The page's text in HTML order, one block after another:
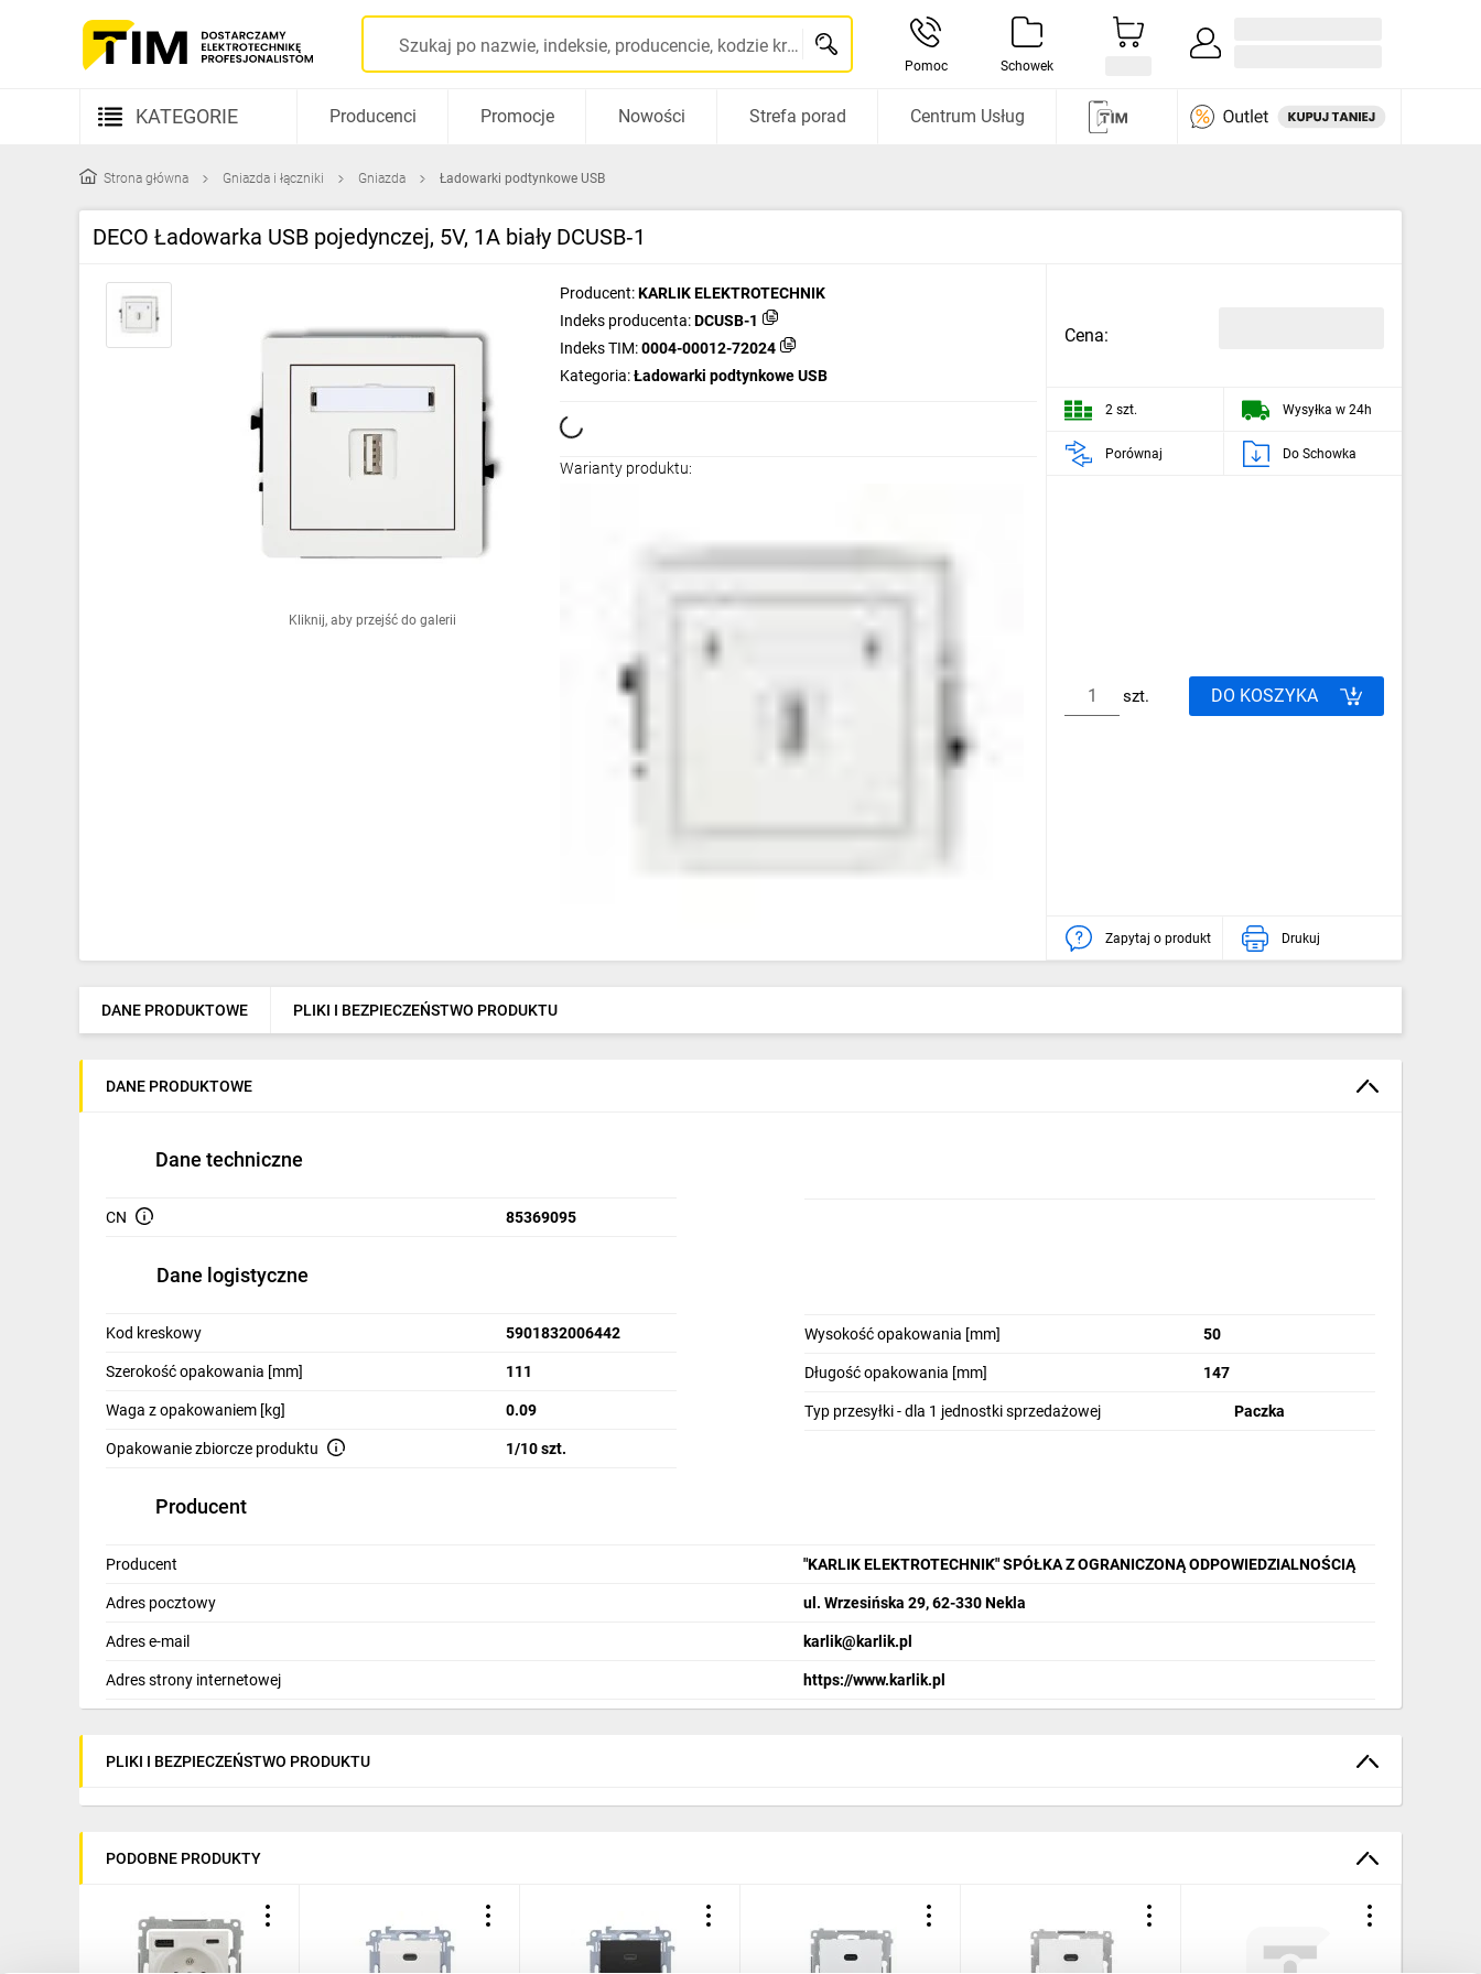
Szukaj po nazwie, indeksie, producencie, kodzie kreskowym...
Pomoc Schowek
KATEGORIE
Kable i przewody
Elementy prowadzenia kabli
Klimatyzacja
IT, GSM
Inne
Smart home
Elektromobilność
Producenci Promocje Nowości Strefa porad Centrum Usług
Strona główna Gniazda i łączniki Gniazda Ładowarki podtynkowe USB
DECO Ładowarka USB pojedynczej, 5V, 1A biały DCUSB‑1
Kliknij, aby przejść do galerii
Producent:KARLIK ELEKTROTECHNIK
Indeks producenta:DCUSB-1
Indeks TIM:0004-00012-72024
Kategoria:Ładowarki podtynkowe USB
Warianty produktu:
Cena:
2 szt. Wysyłka w 24h
Porównaj Do Schowka
szt. DO KOSZYKA
Zapytaj o produkt Drukuj
DANE PRODUKTOWE PLIKI I BEZPIECZEŃSTWO PRODUKTU
DANE PRODUKTOWE
Dane techniczne
CN 85369095
Dane logistyczne
Kod kreskowy 5901832006442
Szerokość opakowania [mm] 111
Waga z opakowaniem [kg] 0.09
Opakowanie zbiorcze produktu 1/10 szt.
Wysokość opakowania [mm] 50
Długość opakowania [mm] 147
Typ przesyłki - dla 1 jednostki sprzedażowej Paczka
Producent
Producent "KARLIK ELEKTROTECHNIK" SPÓŁKA Z OGRANICZONĄ ODPOWIEDZIALNOŚCIĄ
Adres pocztowy ul. Wrzesińska 29, 62-330 Nekla
Adres e-mail karlik@karlik.pl
Adres strony internetowej https://www.karlik.pl
PLIKI I BEZPIECZEŃSTWO PRODUKTU
PODOBNE PRODUKTY